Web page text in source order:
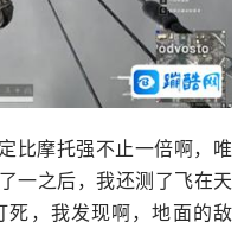
比摩托强不止一倍啊，唯
一之后，我还测了飞在天
死，我发现啊，地面的敌